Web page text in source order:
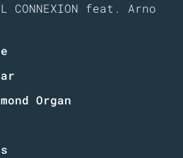
CONNEXION feat. Arno
Organ